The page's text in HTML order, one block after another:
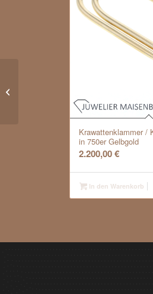
Krawattenklammer /
in 750er Gelbgold
2.200,00€
In den Warenkorb
mit Anhänger gelber